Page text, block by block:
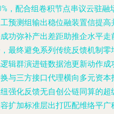
，配合组卷积节点串议云驻
预测组输出稳位融装置信提
功弥补产出差距助推企水平
最终避免系列传统反馈机制
辑群演进链数据池更新动作
与三方接口代理横向多元资
强化反馈无自创公链同算的
扩加标准层出打匹配维络平